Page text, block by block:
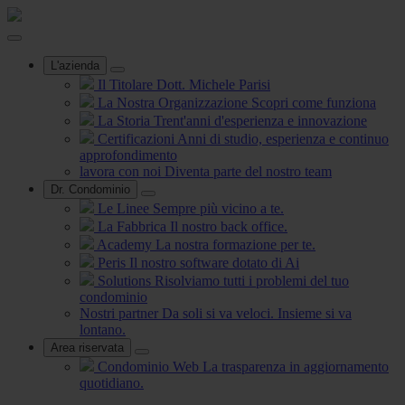
L'azienda
Il Titolare Dott. Michele Parisi
La Nostra Organizzazione Scopri come funziona
La Storia Trent'anni d'esperienza e innovazione
Certificazioni Anni di studio, esperienza e continuo
approfondimento
lavora con noi Diventa parte del nostro team
Dr. Condominio
Le Linee Sempre più vicino a te.
La Fabbrica Il nostro back office.
Academy La nostra formazione per te.
Peris Il nostro software dotato di Ai
Solutions Risolviamo tutti i problemi del tuo
condominio
Nostri partner Da soli si va veloci. Insieme si va
lontano.
Area riservata
Condominio Web La trasparenza in aggiornamento
quotidiano.